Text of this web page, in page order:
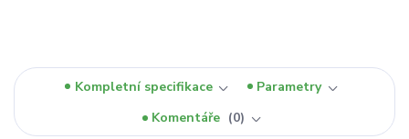
Kompletní specifikace
Parametry
Komentáře
0